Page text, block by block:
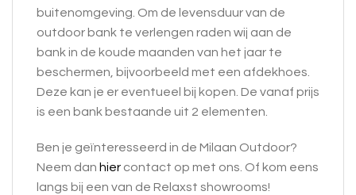
buitenomgeving. Om de levensduur van de
outdoor bank te verlengen raden wij aan de
bank in de koude maanden van het jaar te
beschermen, bijvoorbeeld met een afdekhoes.
Deze kan je er eventueel bij kopen. De vanaf prijs
is een bank bestaande uit 2 elementen.
Ben je geïnteresseerd in de Milaan Outdoor?
Neem dan hier contact op met ons. Of kom eens
langs bij een van de Relaxst showrooms!